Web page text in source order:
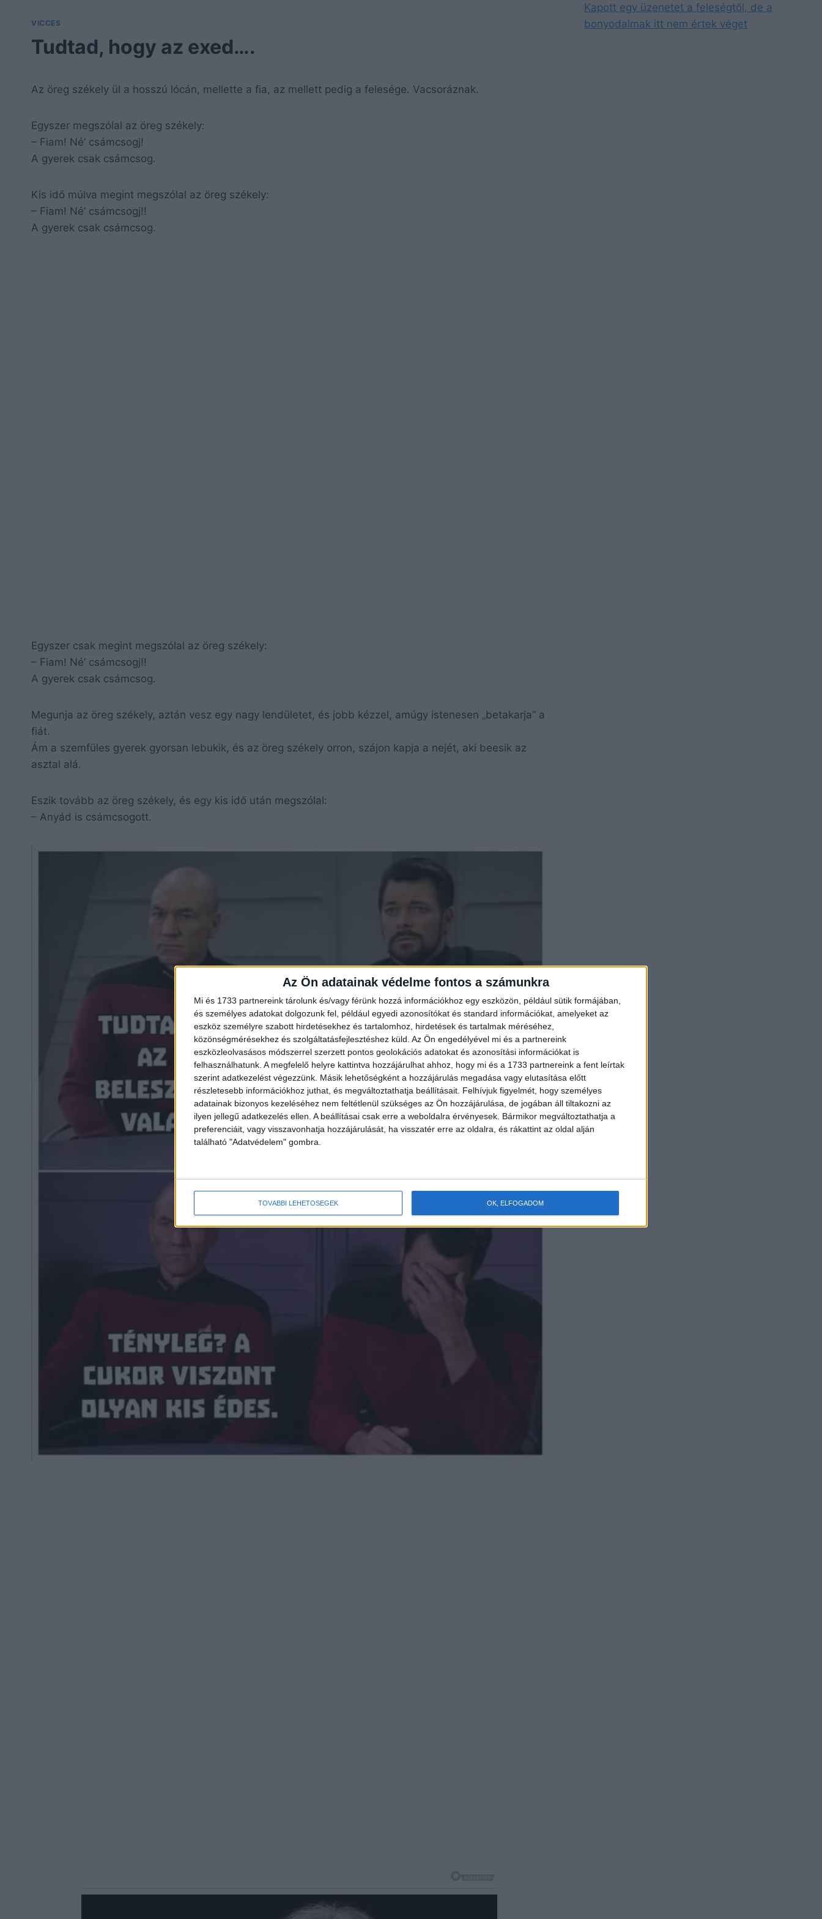
Az Ön adatainak védelme fontos a számunkra
Mi és 1733 partnereink tárolunk és/vagy férünk hozzá információkhoz egy eszközön, például sütik formájában,
és személyes adatokat dolgozunk fel, például egyedi azonosítókat és standard információkat, amelyeket az
eszköz személyre szabott hirdetésekhez és tartalomhoz, hirdetések és tartalmak méréséhez,
közönségmérésekhez és szolgáltatásfejlesztéshez küld. Az Ön engedélyével mi és a partnereink
eszközleolvasásos módszerrel szerzett pontos geolokációs adatokat és azonosítási információkat is
felhasználhatunk. A megfelelő helyre kattintva hozzájárulhat ahhoz, hogy mi és a 1733 partnereink a fent leírtak
szerint adatkezelést végezzünk. Másik lehetőségként a hozzájárulás megadása vagy elutasítása előtt
részletesebb információkhoz juthat, és megváltoztathatja beállításait. Felhívjuk figyelmét, hogy személyes
adatainak bizonyos kezeléséhez nem feltétlenül szükséges az Ön hozzájárulása, de jogában áll tiltakozni az
ilyen jellegű adatkezelés ellen. A beállításai csak erre a weboldalra érvényesek. Bármikor megváltoztathatja a
preferenciáit, vagy visszavonhatja hozzájárulását, ha visszatér erre az oldalra, és rákattint az oldal alján
található "Adatvédelem" gombra.
TOVÁBBI LEHETŐSÉGEK OK, ELFOGADOM
VICCES
Tudtad, hogy az exed….
Az öreg székely ül a hosszú lócán, mellette a fia, az mellett pedig a felesége. Vacsoráznak.
Egyszer megszólal az öreg székely:
– Fiam! Né’ csámcsogj!
A gyerek csak csámcsog.
Kis idő múlva megint megszólal az öreg székely:
– Fiam! Né’ csámcsogj!!
A gyerek csak csámcsog.
Egyszer csak megint megszólal az öreg székely:
– Fiam! Né’ csámcsogj!!
A gyerek csak csámcsog.
Megunja az öreg székely, aztán vesz egy nagy lendületet, és jobb kézzel, amúgy istenesen „betakarja” a
fiát.
Ám a szemfüles gyerek gyorsan lebukik, és az öreg székely orron, szájon kapja a nejét, aki beesik az
asztal alá.
Eszik tovább az öreg székely, és egy kis idő után megszólal:
– Anyád is csámcsogott.
Kapott egy üzenetet a feleségtől, de a
bonyodalmak itt nem értek véget